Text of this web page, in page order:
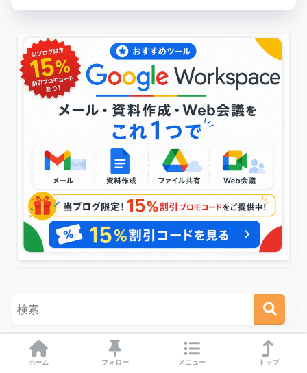
人気記事
ホーム フォロー メニュー トップ